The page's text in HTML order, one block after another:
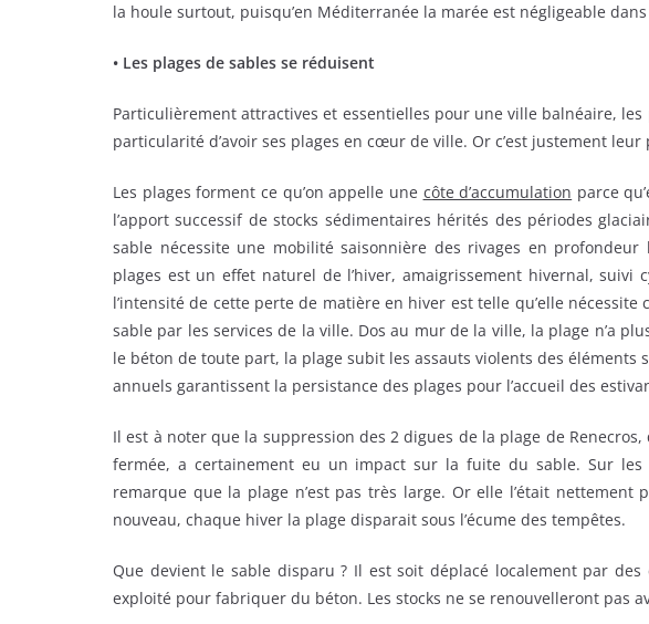
la houle surtout, puisqu’en Méditerranée la marée est négligeable
• Les plages de sables se réduisent
Particulièrement attractives et essentielles pour une ville balnéaire,
particularité d’avoir ses plages en cœur de ville. Or c’est justement
Les plages forment ce qu’on appelle une côte d’accumulation parce
l’apport successif de stocks sédimentaires hérités des périodes
sable nécessite une mobilité saisonnière des rivages en
plages est un effet naturel de l’hiver, amaigrissement hivernal, suivi
l’intensité de cette perte de matière en hiver est telle qu’elle
sable par les services de la ville. Dos au mur de la ville, la plage n’a
le béton de toute part, la plage subit les assauts violents des éléments
annuels garantissent la persistance des plages pour l’accueil des
Il est à noter que la suppression des 2 digues de la plage de
fermée, a certainement eu un impact sur la fuite du sable. Sur
remarque que la plage n’est pas très large. Or elle l’était nettement
nouveau, chaque hiver la plage disparait sous l’écume des tempêtes.
Que devient le sable disparu ? Il est soit déplacé localement par des
exploité pour fabriquer du béton. Les stocks ne se renouvelleront pas